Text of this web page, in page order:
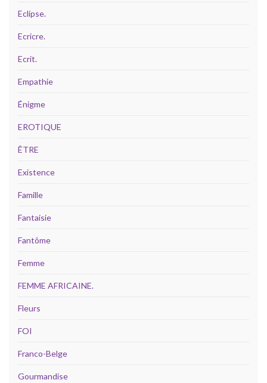
Eclipse.
Ecricre.
Ecrit.
Empathie
Énigme
EROTIQUE
ÊTRE
Existence
Famille
Fantaisie
Fantôme
Femme
FEMME AFRICAINE.
Fleurs
FOI
Franco-Belge
Gourmandise